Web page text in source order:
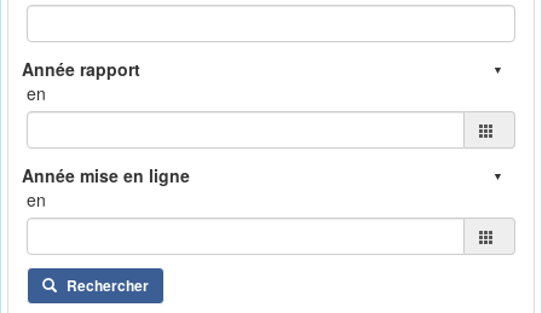
en
en
Rechercher